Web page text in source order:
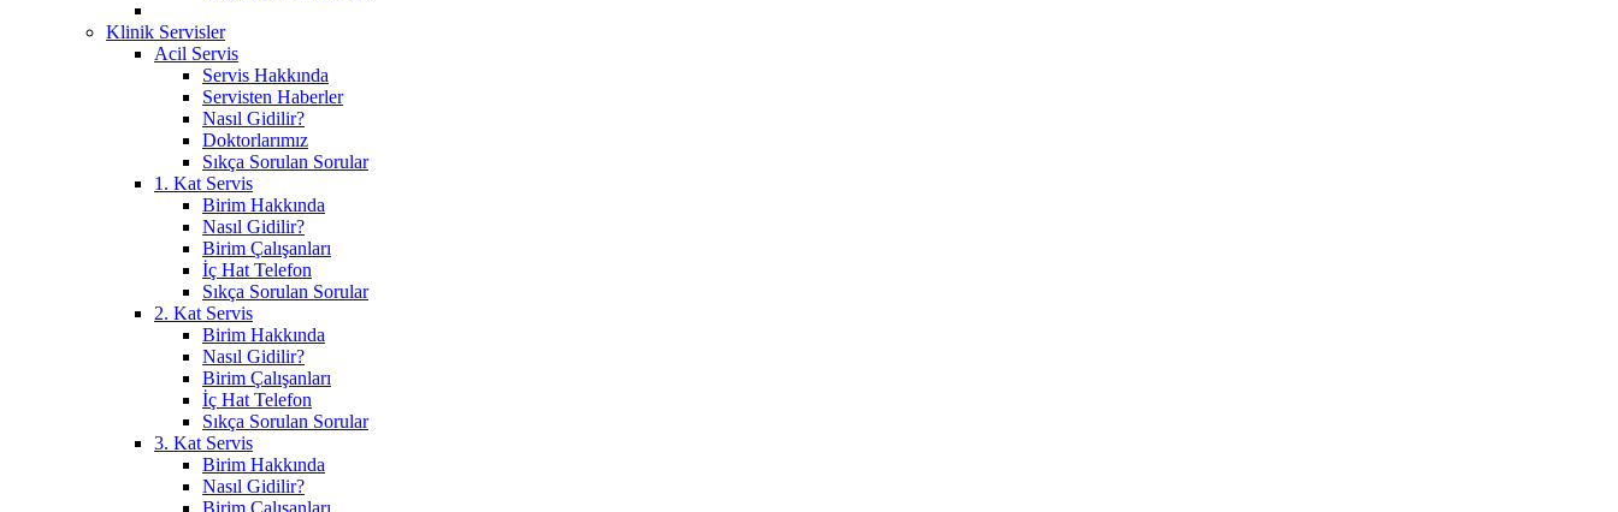
Klinik Servisler
Acil Servis
Servis Hakkında
Servisten Haberler
Nasıl Gidilir?
Doktorlarımız
Sıkça Sorulan Sorular
1. Kat Servis
Birim Hakkında
Nasıl Gidilir?
Birim Çalışanları
İç Hat Telefon
Sıkça Sorulan Sorular
2. Kat Servis
Birim Hakkında
Nasıl Gidilir?
Birim Çalışanları
İç Hat Telefon
Sıkça Sorulan Sorular
3. Kat Servis
Birim Hakkında
Nasıl Gidilir?
Birim Çalışanları